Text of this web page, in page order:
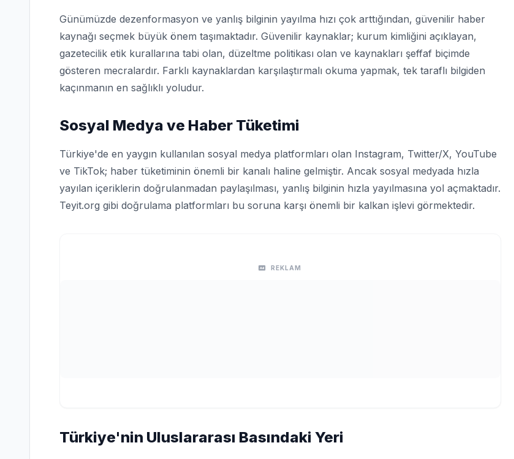
Günümüzde dezenformasyon ve yanlış bilginin yayılma hızı çok arttığından, güvenilir haber
kaynağı seçmek büyük önem taşımaktadır. Güvenilir kaynaklar; kurum kimliğini açıklayan,
gazetecilik etik kurallarına tabi olan, düzeltme politikası olan ve kaynakları şeffaf biçimde
gösteren mecralardır. Farklı kaynaklardan karşılaştırmalı okuma yapmak, tek taraflı bilgiden
kaçınmanın en sağlıklı yoludur.
Sosyal Medya ve Haber Tüketimi
Türkiye'de en yaygın kullanılan sosyal medya platformları olan Instagram, Twitter/X, YouTube
ve TikTok; haber tüketiminin önemli bir kanalı haline gelmiştir. Ancak sosyal medyada hızla
yayılan içeriklerin doğrulanmadan paylaşılması, yanlış bilginin hızla yayılmasına yol açmaktadır.
Teyit.org gibi doğrulama platformları bu soruna karşı önemli bir kalkan işlevi görmektedir.
REKLAM
Türkiye'nin Uluslararası Basındaki Yeri